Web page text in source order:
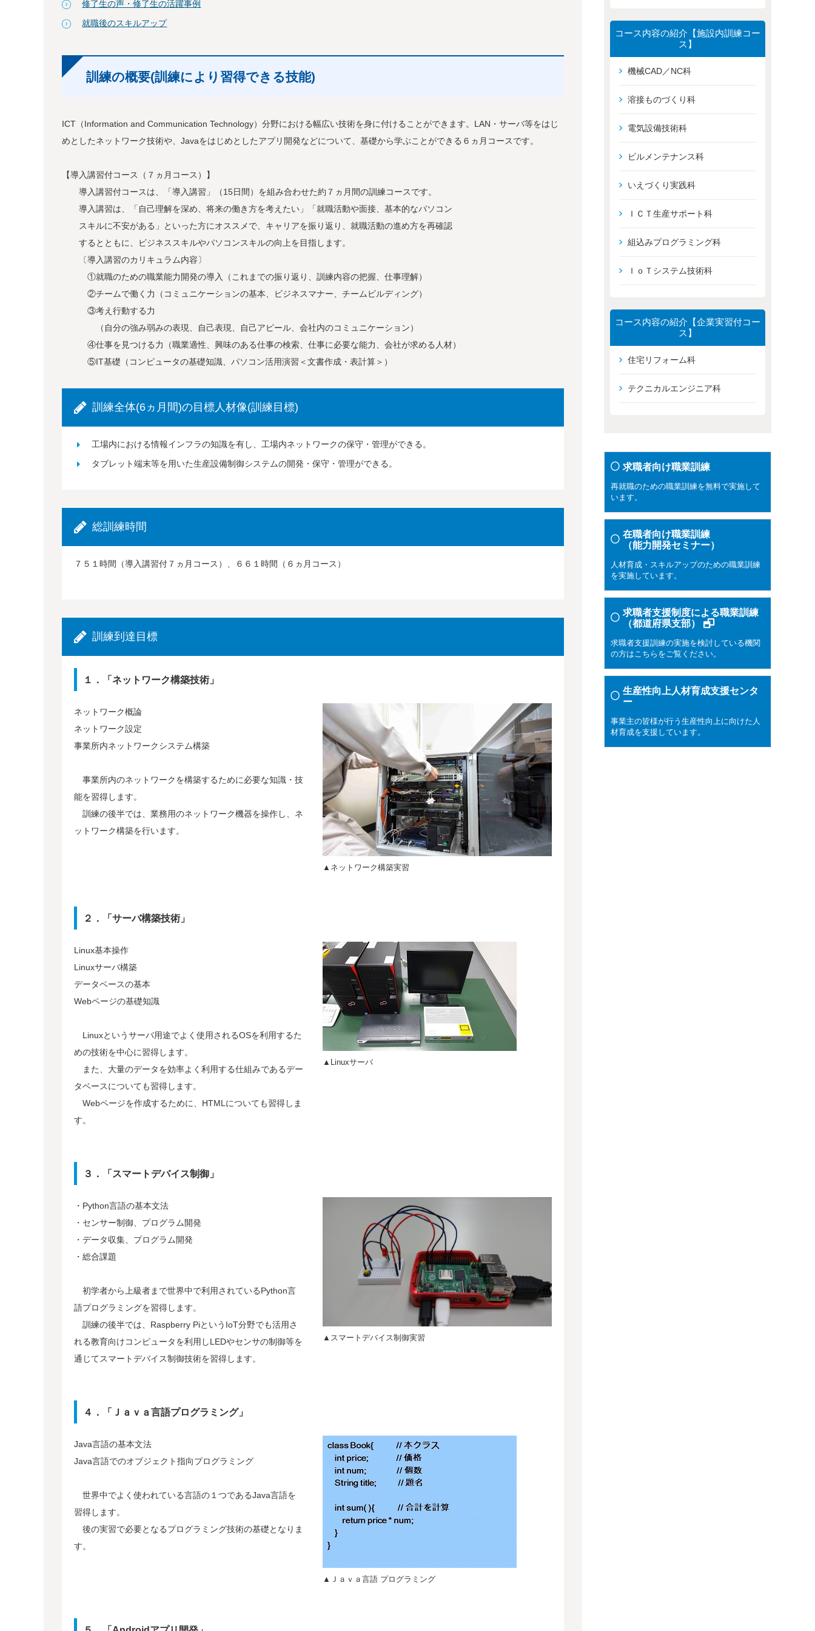
修了生の声・修了生の活躍事例
就職後のスキルアップ
訓練の概要(訓練により習得できる技能)
ICT（Information and Communication Technology）分野における幅広い技術を身に付けることができます。LAN・サーバ等をはじ
めとしたネットワーク技術や、Javaをはじめとしたアプリ開発などについて、基礎から学ぶことができる６ヵ月コースです。
【導入講習付コース（７ヵ月コース）】
導入講習付コースは、「導入講習」（15日間）を組み合わせた約７ヵ月間の訓練コースです。
導入講習は、「自己理解を深め、将来の働き方を考えたい」「就職活動や面接、基本的なパソコン
スキルに不安がある」といった方にオススメで、キャリアを振り返り、就職活動の進め方を再確認
するとともに、ビジネススキルやパソコンスキルの向上を目指します。
〔導入講習のカリキュラム内容〕
①就職のための職業能力開発の導入（これまでの振り返り、訓練内容の把握、仕事理解）
②チームで働く力（コミュニケーションの基本、ビジネスマナー、チームビルディング）
③考え行動する力
（自分の強み弱みの表現、自己表現、自己アピール、会社内のコミュニケーション）
④仕事を見つける力（職業適性、興味のある仕事の検索、仕事に必要な能力、会社が求める人材）
⑤IT基礎（コンピュータの基礎知識、パソコン活用演習＜文書作成・表計算＞）
訓練全体(6ヵ月間)の目標人材像(訓練目標)
工場内における情報インフラの知識を有し、工場内ネットワークの保守・管理ができる。
タブレット端末等を用いた生産設備制御システムの開発・保守・管理ができる。
総訓練時間
７５１時間（導入講習付７ヵ月コース）、６６１時間（６ヵ月コース）
訓練到達目標
１．「ネットワーク構築技術」
ネットワーク概論
ネットワーク設定
事業所内ネットワークシステム構築
事業所内のネットワークを構築するために必要な知識・技
能を習得します。
訓練の後半では、業務用のネットワーク機器を操作し、ネ
ットワーク構築を行います。
▲ネットワーク構築実習
２．「サーバ構築技術」
Linux基本操作
Linuxサーバ構築
データベースの基本
Webページの基礎知識
Linuxというサーバ用途でよく使用されるOSを利用するた
めの技術を中心に習得します。
また、大量のデータを効率よく利用する仕組みであるデー
タベースについても習得します。
Webページを作成するために、HTMLについても習得しま
す。
▲Linuxサーバ
３．「スマートデバイス制御」
・Python言語の基本文法
・センサー制御、プログラム開発
・データ収集、プログラム開発
・総合課題
初学者から上級者まで世界中で利用されているPython言
語プログラミングを習得します。
訓練の後半では、Raspberry PiというIoT分野でも活用さ
れる教育向けコンピュータを利用しLEDやセンサの制御等を
通じてスマートデバイス制御技術を習得します。
▲スマートデバイス制御実習
４．「Ｊａｖａ言語プログラミング」
Java言語の基本文法
Java言語でのオブジェクト指向プログラミング
世界中でよく使われている言語の１つであるJava言語を
習得します。
後の実習で必要となるプログラミング技術の基礎となりま
す。
▲Ｊａｖａ言語 プログラミング
コース内容の紹介【施設内訓練コー
ス】
機械CAD／NC科
溶接ものづくり科
電気設備技術科
ビルメンテナンス科
いえづくり実践科
ＩＣＴ生産サポート科
組込みプログラミング科
ＩｏＴシステム技術科
コース内容の紹介【企業実習付コー
ス】
住宅リフォーム科
テクニカルエンジニア科
求職者向け職業訓練
再就職のための職業訓練を無料で実施して
います。
在職者向け職業訓練
（能力開発セミナー）
人材育成・スキルアップのための職業訓練
を実施しています。
求職者支援制度による職業訓練
（都道府県支部）
求職者支援訓練の実施を検討している機関
の方はこちらをご覧ください。
生産性向上人材育成支援センタ
ー
事業主の皆様が行う生産性向上に向けた人
材育成を支援しています。